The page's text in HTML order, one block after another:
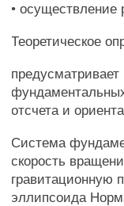
• осуществление
Теоретическое
отсчета и
Система
скорость
гравитационную
эллипсоида